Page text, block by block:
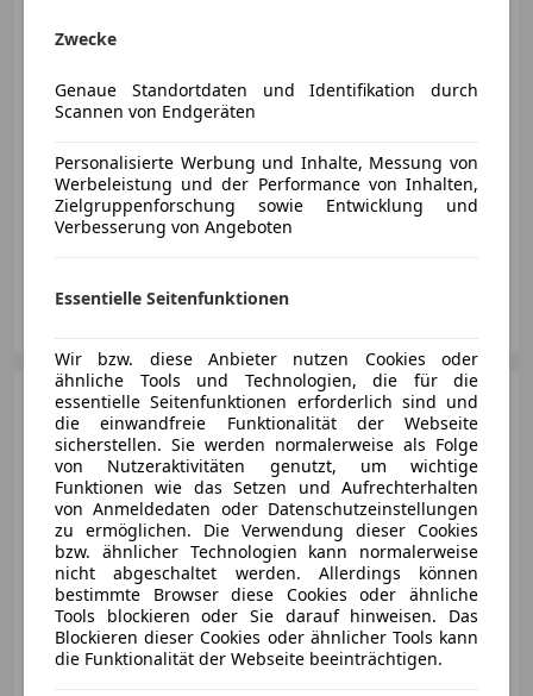
€ 59 990
02/2024 73 000 km Diesel
Optimum Performance GmbH
Nissan Qashqai Visia
€ 11 900
Zwecke
Genaue Standortdaten und Identifikation durch
Scannen von Endgeräten
Personalisierte Werbung und Inhalte, Messung von
Werbeleistung und der Performance von Inhalten,
Zielgruppenforschung sowie Entwicklung und
Verbesserung von Angeboten
Essentielle Seitenfunktionen
Wir bzw. diese Anbieter nutzen Cookies oder
ähnliche Tools und Technologien, die für die
essentielle Seitenfunktionen erforderlich sind und
die einwandfreie Funktionalität der Webseite
sicherstellen. Sie werden normalerweise als Folge
von Nutzeraktivitäten genutzt, um wichtige
Funktionen wie das Setzen und Aufrechterhalten
von Anmeldedaten oder Datenschutzeinstellungen
zu ermöglichen. Die Verwendung dieser Cookies
bzw. ähnlicher Technologien kann normalerweise
nicht abgeschaltet werden. Allerdings können
bestimmte Browser diese Cookies oder ähnliche
Tools blockieren oder Sie darauf hinweisen. Das
Blockieren dieser Cookies oder ähnlicher Tools kann
die Funktionalität der Webseite beeinträchtigen.